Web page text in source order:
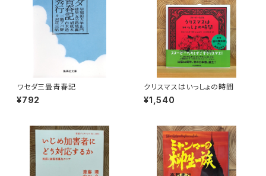
ワセダ三畳青春記
¥792
クリスマスはいっしょの時間
¥1,540